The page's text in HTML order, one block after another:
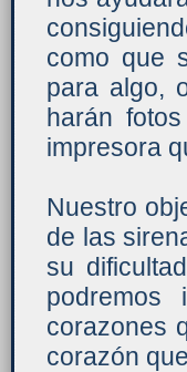
como que
para algo,
harán
impresora
Nuestro
de las
su
corazones
corazón